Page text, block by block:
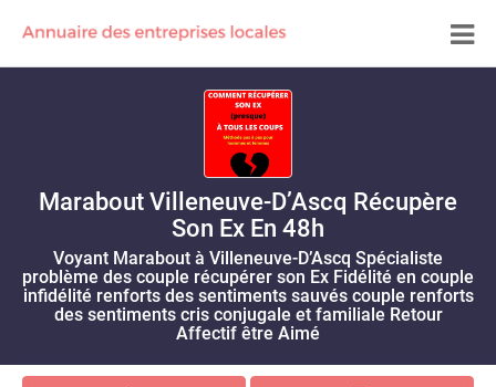
Marabout Villeneuve-D’Ascq Récupère
Son Ex En 48h
Voyant Marabout à Villeneuve-D’Ascq Spécialiste
problème des couple récupérer son Ex Fidélité en couple
infidélité renforts des sentiments sauvés couple renforts
des sentiments cris conjugale et familiale Retour
Affectif être Aimé